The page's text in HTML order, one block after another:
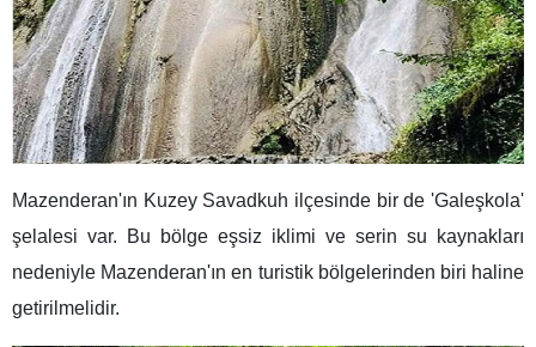
Mazenderan'ın Kuzey Savadkuh ilçesinde bir de 'Galeşkola'
şelalesi var. Bu bölge eşsiz iklimi ve serin su kaynakları
nedeniyle Mazenderan'ın en turistik bölgelerinden biri haline
getirilmelidir.